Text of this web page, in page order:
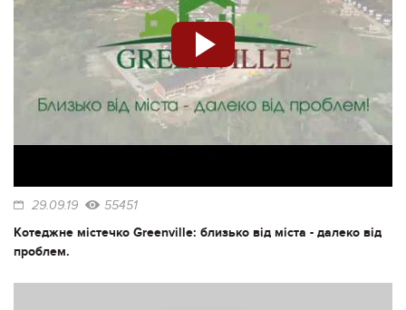
29.09.19 55451
Котеджне містечко Greenville: близько від міста - далеко від
проблем.